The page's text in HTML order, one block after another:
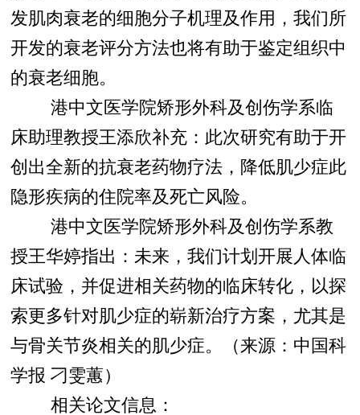
发肌肉衰老的细胞分子机理及作用，我们所
开发的衰老评分方法也将有助于鉴定组织中
的衰老细胞。
港中文医学院矫形外科及创伤学系临
床助理教授王添欣补充：此次研究有助于开
创出全新的抗衰老药物疗法，降低肌少症此
隐形疾病的住院率及死亡风险。
港中文医学院矫形外科及创伤学系教
授王华婷指出：未来，我们计划开展人体临
床试验，并促进相关药物的临床转化，以探
索更多针对肌少症的崭新治疗方案，尤其是
与骨关节炎相关的肌少症。（来源：中国科
学报 刁雯蕙）
相关论文信息：